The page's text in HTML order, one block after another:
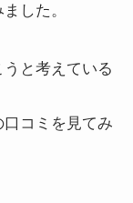
した。
と考えている
コミを見てみ